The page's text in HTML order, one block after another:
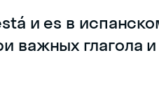
и es в
важных глагола